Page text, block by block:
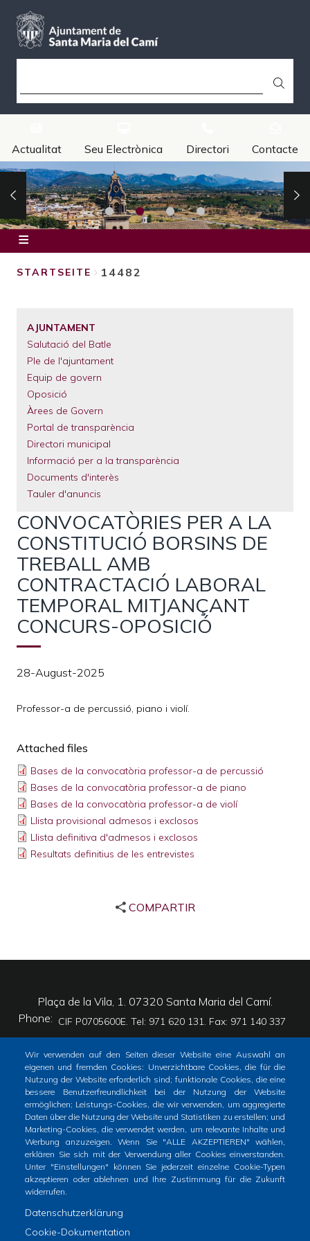
Inhalt
Actualitat Seu Electrònica Directori Contacte
Municipi
Serveis
Municipals
Tràmits
STARTSEITE 14482
AJUNTAMENT
Salutació del Batle
Ple de l'ajuntament
Equip de govern
Oposició
Àrees de Govern
Portal de transparència
Directori municipal
Informació per a la transparència
Documents d'interès
Tauler d'anuncis
CONVOCATÒRIES PER A LA
CONSTITUCIÓ BORSINS DE
TREBALL AMB
CONTRACTACIÓ LABORAL
TEMPORAL MITJANÇANT
CONCURS-OPOSICIÓ
28-August-2025
Professor-a de percussió, piano i violí.
Attached files
Bases de la convocatòria professor-a de percussió
Bases de la convocatòria professor-a de piano
Bases de la convocatòria professor-a de violí
Llista provisional admesos i exclosos
Llista definitiva d'admesos i exclosos
Resultats definitius de les entrevistes
COMPARTIR
Footer
menu
1
Home
2
Inici Tràmits Totes les notícies
Horari atenció al públic
De dilluns a dimecres i divendres: de 9 a 14h
Dijous: de 9 a 19h
Plaça de la Vila, 1. 07320 Santa Maria del Camí.
Phone
CIF P0705600E. Tel: 971 620 131. Fax: 971 140 337
Wir verwenden auf den Seiten dieser Website eine Auswahl an
eigenen und fremden Cookies: Unverzichtbare Cookies, die für die
Nutzung der Website erforderlich sind; funktionale Cookies, die eine
bessere Benutzerfreundlichkeit bei der Nutzung der Website
ermöglichen; Leistungs-Cookies, die wir verwenden, um aggregierte
Daten über die Nutzung der Website und Statistiken zu erstellen; und
Marketing-Cookies, die verwendet werden, um relevante Inhalte und
Werbung anzuzeigen. Wenn Sie "ALLE AKZEPTIEREN" wählen,
erklären Sie sich mit der Verwendung aller Cookies einverstanden.
Unter "Einstellungen" können Sie jederzeit einzelne Cookie-Typen
akzeptieren oder ablehnen und Ihre Zustimmung für die Zukunft
widerrufen.
Datenschutzerklärung
Cookie-Dokumentation